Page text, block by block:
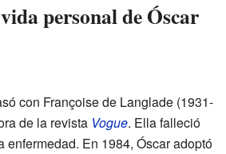
personal de Óscar
con Françoise de Langlade (1931-
de la revista Vogue. Ella falleció
enfermedad. En 1984, Óscar adoptó